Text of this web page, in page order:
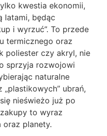
kwestia ekonomii,
latami, będąc
i wyrzuć”. To przede
termicznego oraz
poliester czy akryl, nie
sprzyja rozwojowi
naturalne
ubrań,
nieświeżo już po
to wyraz
oraz planety.